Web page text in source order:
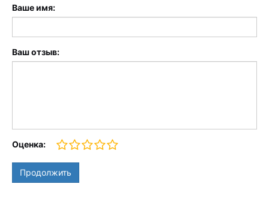
Ваше имя:
Ваш отзыв:
Оценка:
Продолжить